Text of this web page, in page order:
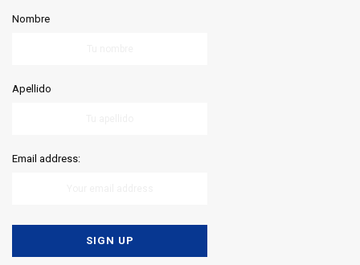
Nombre
Apellido
Email address: